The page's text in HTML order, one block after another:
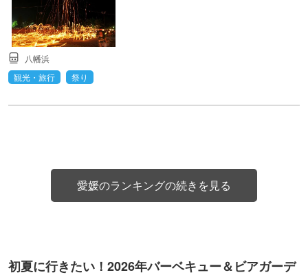
八幡浜
観光・旅行
祭り
愛媛のランキングの続きを見る
初夏に行きたい！2026年バーベキュー＆ビアガーデ